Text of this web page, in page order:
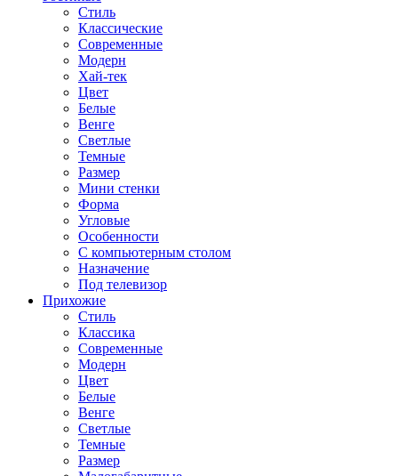
Стиль
Классические
Современные
Модерн
Хай-тек
Цвет
Белые
Венге
Светлые
Темные
Размер
Мини стенки
Форма
Угловые
Особенности
С компьютерным столом
Назначение
Под телевизор
Прихожие
Стиль
Классика
Современные
Модерн
Цвет
Белые
Венге
Светлые
Темные
Размер